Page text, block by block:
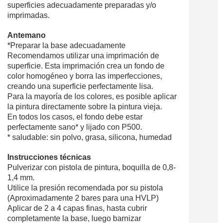
superficies adecuadamente preparadas y/o
imprimadas.
Antemano
*Preparar la base adecuadamente
Recomendamos utilizar una imprimación de
superficie. Esta imprimación crea un fondo de
color homogéneo y borra las imperfecciones,
creando una superficie perfectamente lisa.
Para la mayoría de los colores, es posible aplicar
la pintura directamente sobre la pintura vieja.
En todos los casos, el fondo debe estar
perfectamente sano* y lijado con P500.
* saludable: sin polvo, grasa, silicona, humedad
Instrucciones técnicas
Pulverizar con pistola de pintura, boquilla de 0,8-
1,4 mm.
Utilice la presión recomendada por su pistola
(Aproximadamente 2 bares para una HVLP)
Aplicar de 2 a 4 capas finas, hasta cubrir
completamente la base, luego barnizar